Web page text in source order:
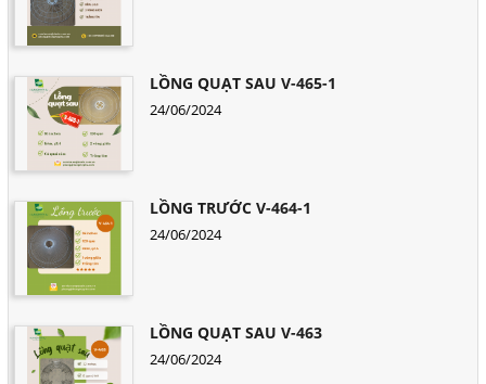
LỒNG QUẠT SAU V-465-1
24/06/2024
LỒNG TRƯỚC V-464-1
24/06/2024
LỒNG QUẠT SAU V-463
24/06/2024